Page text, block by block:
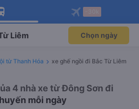
Vexere ngay!
đãi thành viên độc
Mở app
Vexere
khi đặt vé máy bay qua
Mở app
Liêm Chọn ngày
từ Thanh Hóa
xe ghế ngồi đi Bắc Từ Liêm
4 nhà xe từ Đông Sơn đi
mỗi ngày